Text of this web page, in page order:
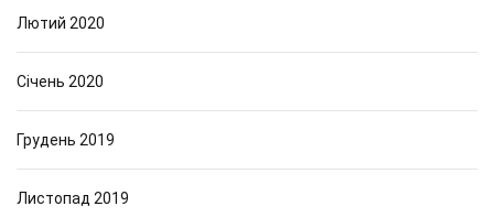
Лютий 2020
Січень 2020
Грудень 2019
Листопад 2019